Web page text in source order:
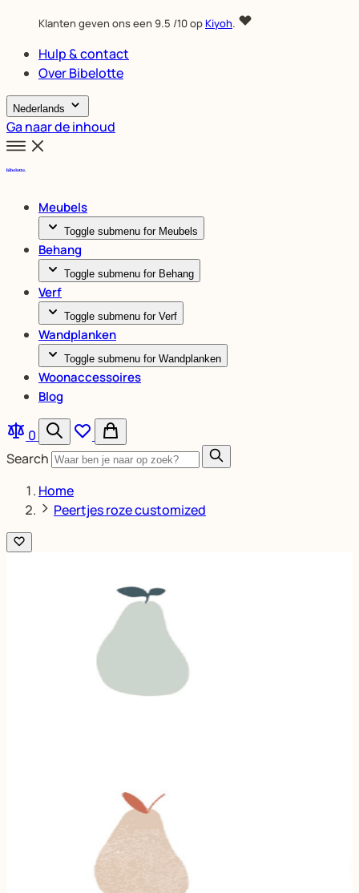
Klanten geven ons een 9.5 /10 opKiyoh.
Hulp & contact
Over Bibelotte
Nederlands
Ga naar de inhoud
Meubels
Toggle submenu for Meubels
Behang
Toggle submenu for Behang
Verf
Toggle submenu for Verf
Wandplanken
Toggle submenu for Wandplanken
Woonaccessoires
Blog
0
Search
Home
Peertjes roze customized